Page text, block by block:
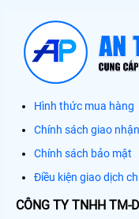
Hình thức mua hàng
Chính sách giao nhận
Chính sách bảo mật
Điều kiện giao dịch
CÔNG TY TNHH TM-